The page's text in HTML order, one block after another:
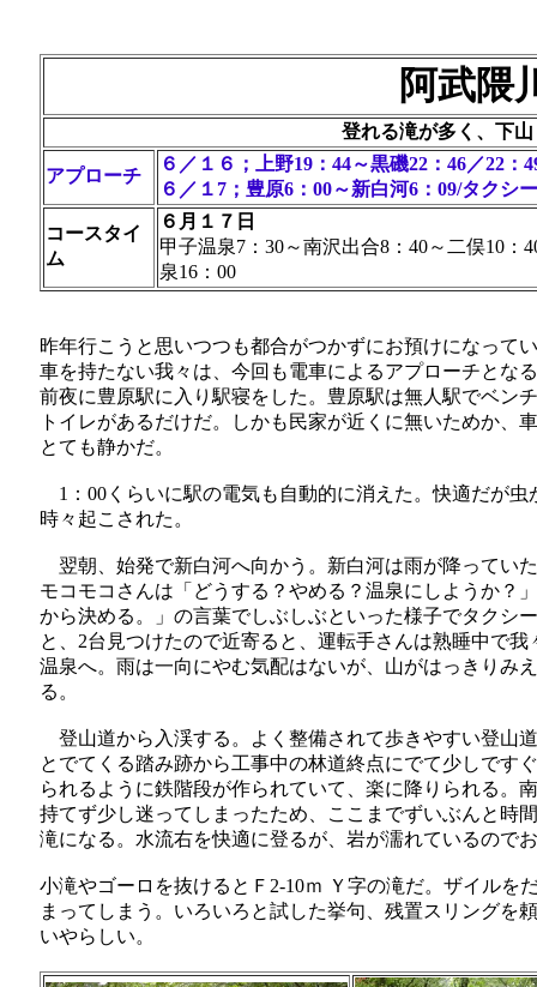
阿武
登れる滝が多く、下
アプローチ
６／１６；上野19：44～黒磯22：46／22：
６／１7；豊原6：00～新白河6：09/タクシ
コースタイ
ム
６月１７日
甲子温泉7：30～南沢出合8：40～二俣10：
泉16：00
昨年行こうと思いつつも都合がつかずにお預けになって
車を持たない我々は、今回も電車によるアプローチとな
前夜に豊原駅に入り駅寝をした。豊原駅は無人駅でベン
トイレがあるだけだ。しかも民家が近くに無いためか
とても静かだ。
1：00くらいに駅の電気も自動的に消えた。快適だが
時々起こされた。
翌朝、始発で新白河へ向かう。新白河は雨が降ってい
モコモコさんは「どうする？やめる？温泉にしようか？
から決める。」の言葉でしぶしぶといった様子でタクシ
と、2台見つけたので近寄ると、運転手さんは熟睡中で
温泉へ。雨は一向にやむ気配はないが、山がはっきりみ
る。
登山道から入渓する。よく整備されて歩きやすい登山
とでてくる踏み跡から工事中の林道終点にでて少しです
られるように鉄階段が作られていて、楽に降りられる。
持てず少し迷ってしまったため、ここまでずいぶんと
滝になる。水流右を快適に登るが、岩が濡れているの
小滝やゴーロを抜けるとＦ2-10ｍ Ｙ字の滝だ。ザイル
まってしまう。いろいろと試した挙句、残置スリングを
いやらしい。